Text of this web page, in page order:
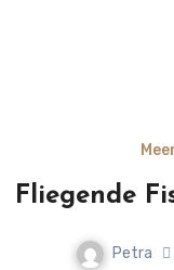
Fliegende
Petra